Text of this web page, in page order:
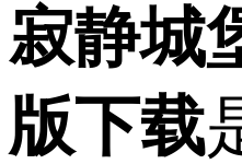
寂静城
版下载